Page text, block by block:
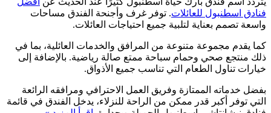
فنادق اسطنبول للعائلات. توفر غرف وأجنحة الفندق مساحات
واسعة تصمم بعناية لتلبية جميع احتياجات العائلات.
كما يقدم مجموعة متنوعة من المرافق والخدمات العائلية، بما في
ذلك منتجع صحي وحمام سباحة ممتع صالة رياضية. بالإضافة إلى
خيارات تناول الطعام التي تناسب جميع الأذواق.
بفضل خدماته الممتازة وفريق العمل الاحترافي ومرافقه الرائعة
التي توفر أكبر قدر ممكن من الراحة للنزلاء، يدخل الفندق في قائمة